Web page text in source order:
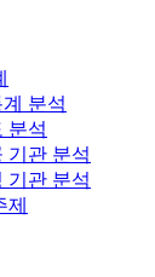
분석
분석
기관 분석
기관 분석
제